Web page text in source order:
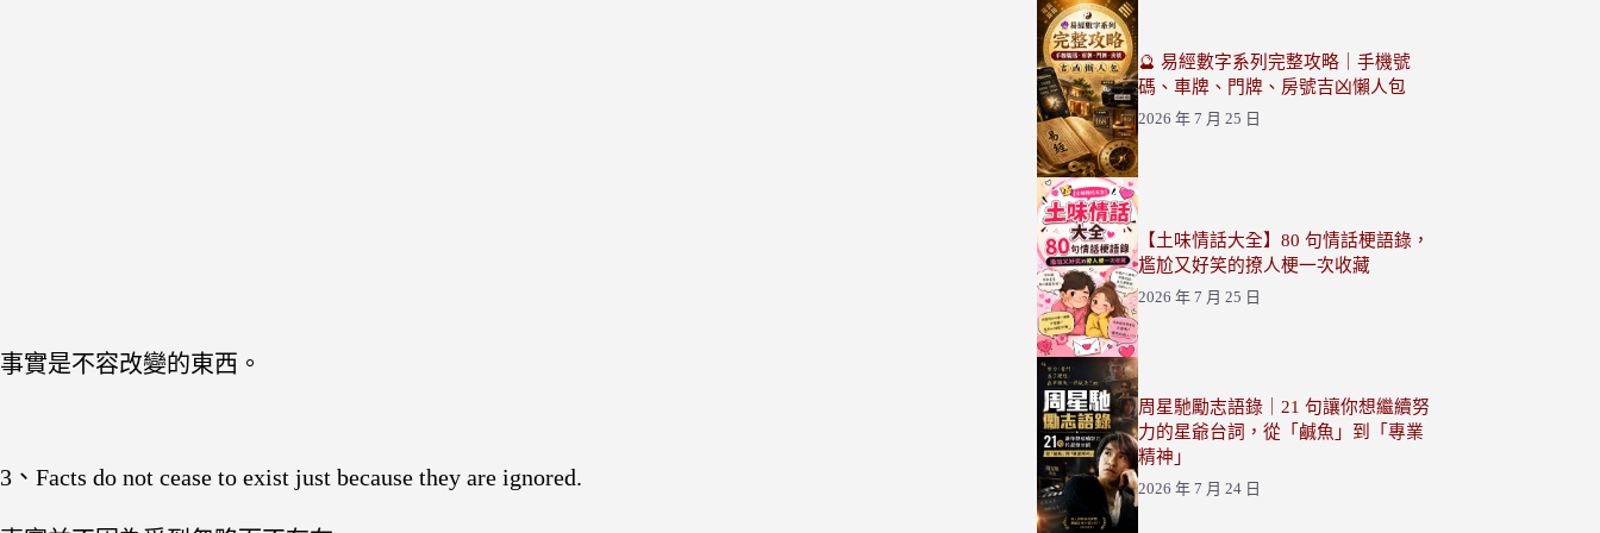
事實是不容改變的東西。
3、Facts do not cease to exist just because they are ignored.
🔮 易經數字系列完整攻略｜手機號
碼、車牌、門牌、房號吉凶懶人包
2026 年 7 月 25 日
【土味情話大全】80 句情話梗語錄，
尷尬又好笑的撩人梗一次收藏
2026 年 7 月 25 日
周星馳勵志語錄｜21 句讓你想繼續努
力的星爺台詞，從「鹹魚」到「專業
精神」
2026 年 7 月 24 日